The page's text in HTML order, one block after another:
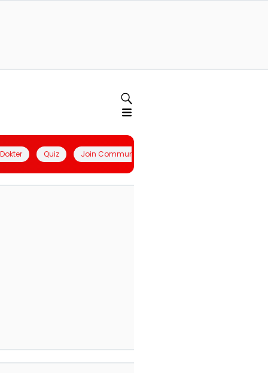
Quiz Join Community